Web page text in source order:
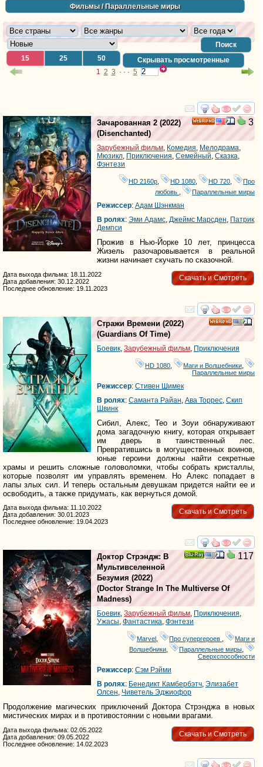
Фильмы/ Параллельные миры
Поиск
15
25 50
Скрывать просмотренные
1
2 3 · · · 5
смотреть
3
Зачарованная 2 (2022)
(Disenchanted)
Зарубежный фильм Комедия Мелодрама
Мюзикл Приключения Семейный Сказка
Фэнтези
HD 2160р HD 1080 HD 720
Про
любовь
Параллельные миры
Режиссер: Адам Шэнкман
В ролях: Эми Адамс Джеймс Марсден Патрик
Демпси
Прожив в Нью-Йорке 10 лет, принцесса
Жизель разочаровывается в реальной
жизни начинает скучать по сказочной.
Скачать и Смотреть
Дата выхода фильма: 18.11.2022
Дата добавления: 30.12.2022
Последнее обновление: 19.11.2023
смотреть
Стражи Времени (2022)
(Guardians Of Time)
Боевик Зарубежный фильм Приключения
HD 1080 Маги и Волшебники
Параллельные миры
Режиссер: Стивен Шимек
В ролях: Саманта Райан Ава Торрес Скип
Швинк
Сибил, Алекс, Тео и Зоуи обнаруживают
дома загадочную книгу, которая открывает
им дверь в таинственный лес.
Превратившись в могущественных воинов,
юные героини должны найти секретные
храмы и решить сложные головоломки, чтобы собрать кристаллы,
которые позволят им управлять временем. Но Алекс попадает в
лапы злых сил. И теперь остальным девушкам придется найти ее и
освободить, а также придумать, как вернуться домой.
Скачать и Смотреть
Дата выхода фильма: 11.10.2022
Дата добавления: 30.01.2023
Последнее обновление: 19.04.2023
смотреть
117
Доктор Стрэндж: В
Мультивселенной
Безумия (2022)
(Doctor Strange In The Multiverse Of
Madness)
Боевик, Зарубежный фильм, Приключения,
Ужасы, Фантастика, Фэнтези
Marvel Про супергероев
Маги и
Волшебники
Параллельные миры
Сверхспособности
Режиссер: Сэм Рэйми
В ролях: Бенедикт Камбербэтч, Элизабет
Олсен, Чиветель Эджиофор
Продолжение магических приключений Доктора Стрэнджа в новых
мистических мирах и в противостоянии с новыми врагами.
Скачать и Смотреть
Дата выхода фильма: 02.05.2022
Дата добавления: 09.05.2022
Последнее обновление: 14.02.2023